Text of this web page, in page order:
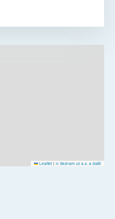
Leaflet | © Seznam.cz a.s. a další